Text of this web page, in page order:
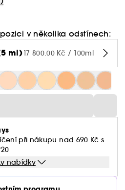
v několika odstínech:
ml)17 800.00 Kč / 100ml
při nákupu nad 690 Kč s
nabídky